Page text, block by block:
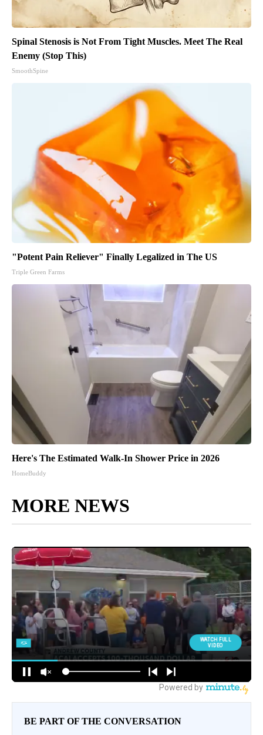
Spinal Stenosis is Not From Tight Muscles. Meet The Real
Enemy (Stop This)
SmoothSpine
"Potent Pain Reliever" Finally Legalized in The US
Triple Green Farms
Here's The Estimated Walk-In Shower Price in 2026
HomeBuddy
MORE NEWS
BE PART OF THE CONVERSATION